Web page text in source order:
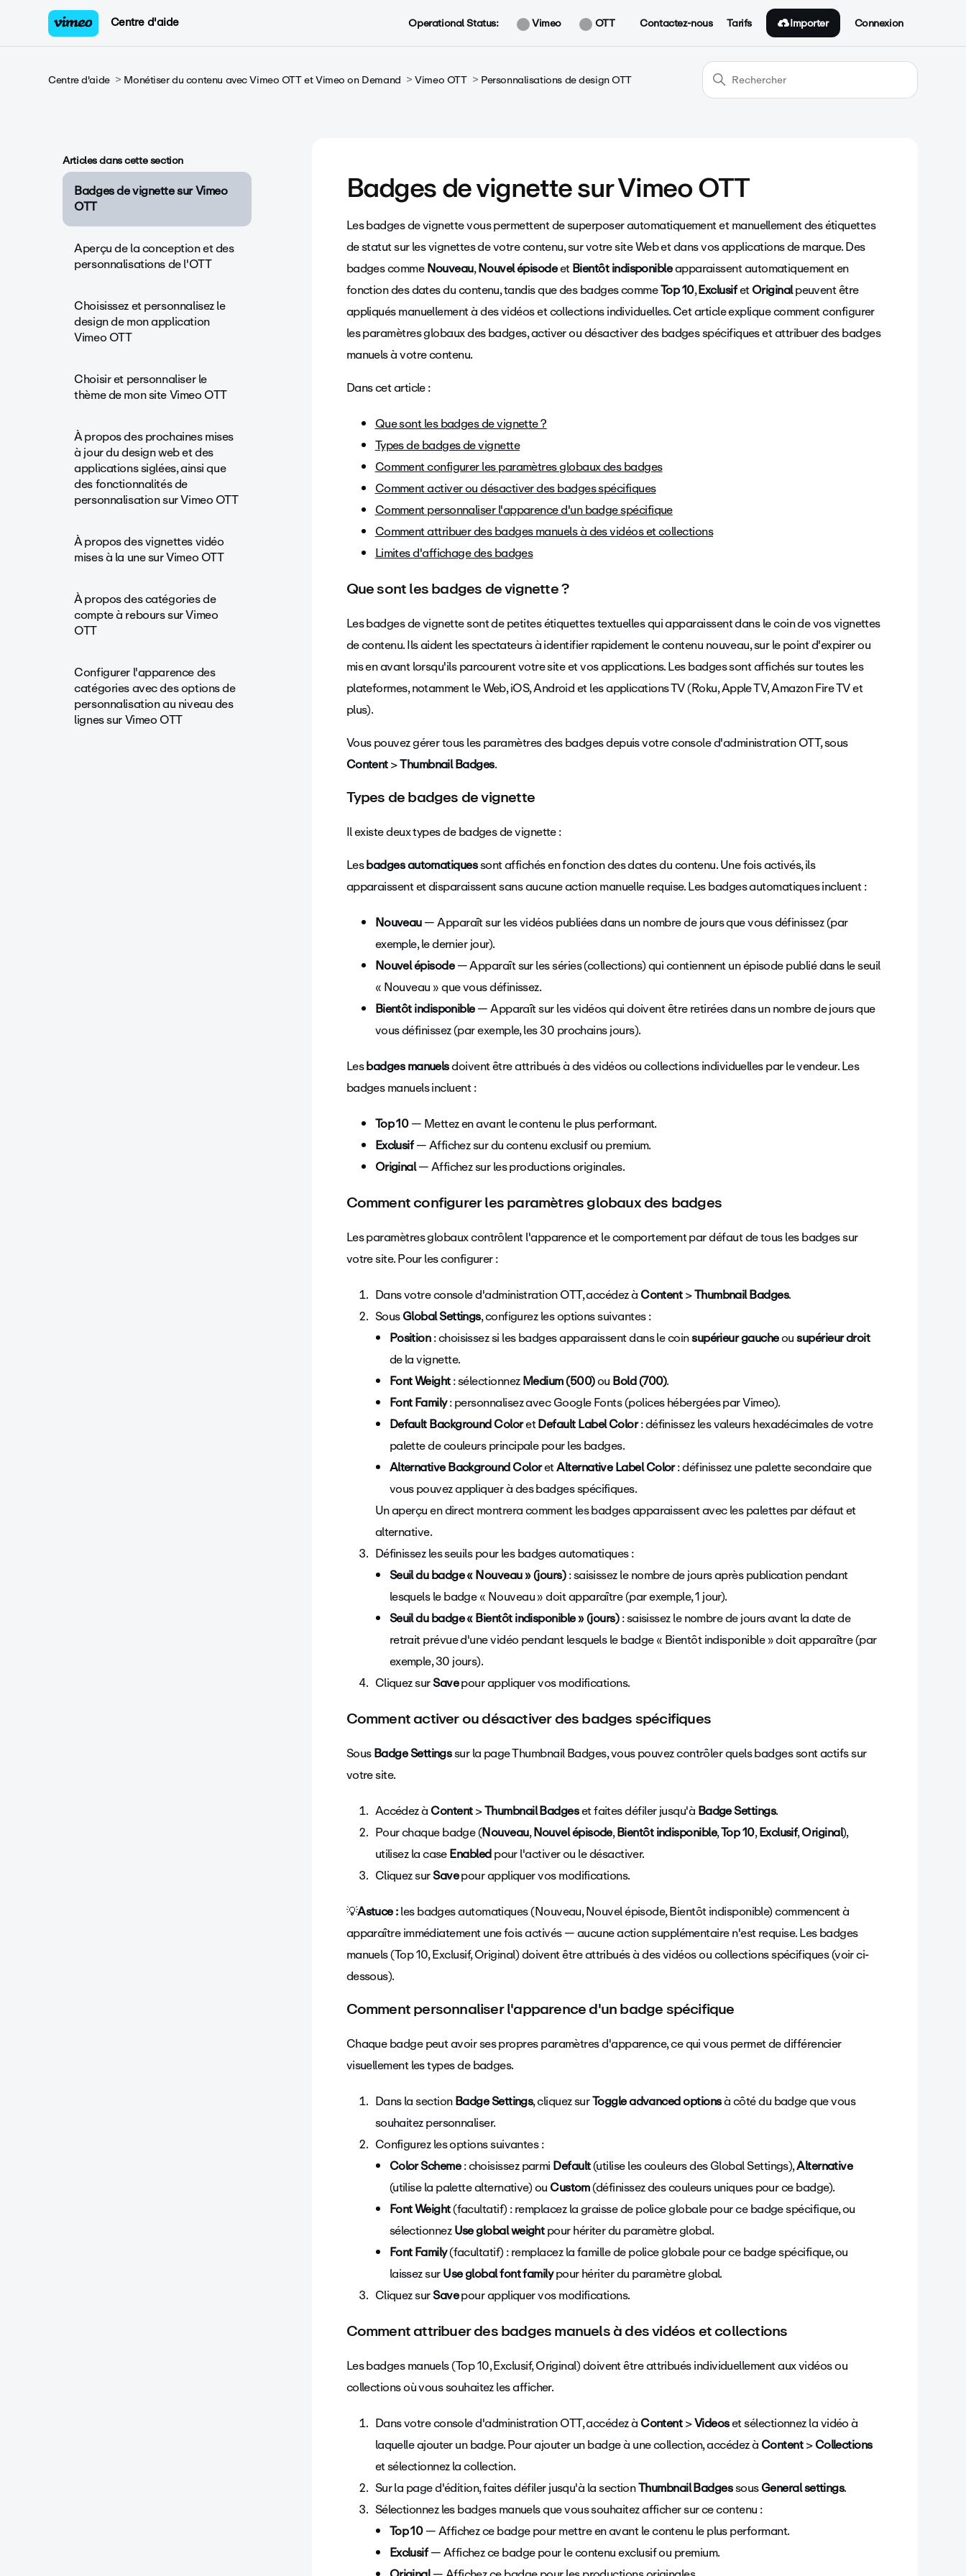
Centre d'aide Operational Status: Vimeo OTT Contactez-nous Tarifs Importer Connexion
Centre d'aide Monétiser du contenu avec Vimeo OTT et Vimeo on Demand Vimeo OTT Personnalisations de design OTT
Articles dans cette section
Badges de vignette sur Vimeo
OTT
Aperçu de la conception et des
personnalisations de l'OTT
Choisissez et personnalisez le
design de mon application
Vimeo OTT
Choisir et personnaliser le
thème de mon site Vimeo OTT
À propos des prochaines mises
à jour du design web et des
applications siglées, ainsi que
des fonctionnalités de
personnalisation sur Vimeo OTT
À propos des vignettes vidéo
mises à la une sur Vimeo OTT
À propos des catégories de
compte à rebours sur Vimeo
OTT
Configurer l'apparence des
catégories avec des options de
personnalisation au niveau des
lignes sur Vimeo OTT
Badges de vignette sur Vimeo OTT
Les badges de vignette vous permettent de superposer automatiquement et manuellement des étiquettes
de statut sur les vignettes de votre contenu, sur votre site Web et dans vos applications de marque. Des
badges commeNouveau,Nouvel épisodeetBientôt indisponibleapparaissent automatiquement en
fonction des dates du contenu, tandis que des badges commeTop 10,ExclusifetOriginalpeuvent être
appliqués manuellement à des vidéos et collections individuelles. Cet article explique comment configurer
les paramètres globaux des badges, activer ou désactiver des badges spécifiques et attribuer des badges
manuels à votre contenu.
Dans cet article :
Que sont les badges de vignette ?
Types de badges de vignette
Comment configurer les paramètres globaux des badges
Comment activer ou désactiver des badges spécifiques
Comment personnaliser l'apparence d'un badge spécifique
Comment attribuer des badges manuels à des vidéos et collections
Limites d'affichage des badges
Que sont les badges de vignette ?
Les badges de vignette sont de petites étiquettes textuelles qui apparaissent dans le coin de vos vignettes
de contenu. Ils aident les spectateurs à identifier rapidement le contenu nouveau, sur le point d'expirer ou
mis en avant lorsqu'ils parcourent votre site et vos applications. Les badges sont affichés sur toutes les
plateformes, notamment le Web, iOS, Android et les applications TV (Roku, Apple TV, Amazon Fire TV et
plus).
Vous pouvez gérer tous les paramètres des badges depuis votre console d'administration OTT, sous
Content>Thumbnail Badges.
Types de badges de vignette
Il existe deux types de badges de vignette :
Lesbadges automatiquessont affichés en fonction des dates du contenu. Une fois activés, ils
apparaissent et disparaissent sans aucune action manuelle requise. Les badges automatiques incluent :
Nouveau— Apparaît sur les vidéos publiées dans un nombre de jours que vous définissez (par
exemple, le dernier jour).
Nouvel épisode— Apparaît sur les séries (collections) qui contiennent un épisode publié dans le seuil
« Nouveau » que vous définissez.
Bientôt indisponible— Apparaît sur les vidéos qui doivent être retirées dans un nombre de jours que
vous définissez (par exemple, les 30 prochains jours).
Lesbadges manuelsdoivent être attribués à des vidéos ou collections individuelles par le vendeur. Les
badges manuels incluent :
Top 10— Mettez en avant le contenu le plus performant.
Exclusif— Affichez sur du contenu exclusif ou premium.
Original— Affichez sur les productions originales.
Comment configurer les paramètres globaux des badges
Les paramètres globaux contrôlent l'apparence et le comportement par défaut de tous les badges sur
votre site. Pour les configurer :
Dans votre console d'administration OTT, accédez àContent>Thumbnail Badges.
SousGlobal Settings, configurez les options suivantes :
Position: choisissez si les badges apparaissent dans le coinsupérieur gaucheousupérieur droit
de la vignette.
Font Weight: sélectionnezMedium (500)ouBold (700).
Font Family: personnalisez avec Google Fonts (polices hébergées par Vimeo).
Default Background ColoretDefault Label Color: définissez les valeurs hexadécimales de votre
palette de couleurs principale pour les badges.
Alternative Background ColoretAlternative Label Color: définissez une palette secondaire que
vous pouvez appliquer à des badges spécifiques.
Un aperçu en direct montrera comment les badges apparaissent avec les palettes par défaut et
alternative.
Définissez les seuils pour les badges automatiques :
Seuil du badge « Nouveau » (jours): saisissez le nombre de jours après publication pendant
lesquels le badge « Nouveau » doit apparaître (par exemple, 1 jour).
Seuil du badge « Bientôt indisponible » (jours): saisissez le nombre de jours avant la date de
retrait prévue d'une vidéo pendant lesquels le badge « Bientôt indisponible » doit apparaître (par
exemple, 30 jours).
Cliquez surSavepour appliquer vos modifications.
Comment activer ou désactiver des badges spécifiques
SousBadge Settingssur la page Thumbnail Badges, vous pouvez contrôler quels badges sont actifs sur
votre site.
Accédez àContent>Thumbnail Badgeset faites défiler jusqu'àBadge Settings.
Pour chaque badge (Nouveau,Nouvel épisode,Bientôt indisponible,Top 10,Exclusif,Original),
utilisez la caseEnabledpour l'activer ou le désactiver.
Cliquez surSavepour appliquer vos modifications.
💡Astuce :les badges automatiques (Nouveau, Nouvel épisode, Bientôt indisponible) commencent à
apparaître immédiatement une fois activés — aucune action supplémentaire n'est requise. Les badges
manuels (Top 10, Exclusif, Original) doivent être attribués à des vidéos ou collections spécifiques (voir ci-
dessous).
Comment personnaliser l'apparence d'un badge spécifique
Chaque badge peut avoir ses propres paramètres d'apparence, ce qui vous permet de différencier
visuellement les types de badges.
Dans la sectionBadge Settings, cliquez surToggle advanced optionsà côté du badge que vous
souhaitez personnaliser.
Configurez les options suivantes :
Color Scheme: choisissez parmiDefault(utilise les couleurs des Global Settings),Alternative
(utilise la palette alternative) ouCustom(définissez des couleurs uniques pour ce badge).
Font Weight(facultatif) : remplacez la graisse de police globale pour ce badge spécifique, ou
sélectionnezUse global weightpour hériter du paramètre global.
Font Family(facultatif) : remplacez la famille de police globale pour ce badge spécifique, ou
laissez surUse global font familypour hériter du paramètre global.
Cliquez surSavepour appliquer vos modifications.
Comment attribuer des badges manuels à des vidéos et collections
Les badges manuels (Top 10, Exclusif, Original) doivent être attribués individuellement aux vidéos ou
collections où vous souhaitez les afficher.
Dans votre console d'administration OTT, accédez àContent>Videoset sélectionnez la vidéo à
laquelle ajouter un badge. Pour ajouter un badge à une collection, accédez àContent>Collections
et sélectionnez la collection.
Sur la page d'édition, faites défiler jusqu'à la sectionThumbnail BadgessousGeneral settings.
Sélectionnez les badges manuels que vous souhaitez afficher sur ce contenu :
Top 10— Affichez ce badge pour mettre en avant le contenu le plus performant.
Exclusif— Affichez ce badge pour le contenu exclusif ou premium.